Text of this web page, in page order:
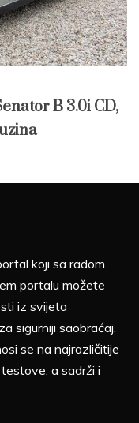
B 3.0i CD,
koji sa radom
portalu možete
iz svijeta
sigurniji saobraćaj.
se na najrazličitije
a sadrži i